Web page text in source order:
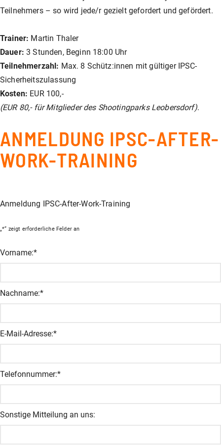
Unser Shop
Vereinslokal / Restaurant
Management
Jagd
IPSC
Faustfeuerwaffen
Halbautomaten-& PCC-Kurse
Long Range Shooting
Flinten-Training
Faustfeuerwaffen-Training
Vorbereitung auf die Sicherheitszulassung
GLOCK PERFECTION TRAINING
Kurse: Waffenführerschein
Kurse: Jagd
Kurse: IPSC
Halbautomaten-& PCC-Kurse
Long Range Shooting
Teilnehmers – so wird jede/r gezielt gefordert und gefördert.
Trainer: Martin Thaler
Dauer: 3 Stunden, Beginn 18:00 Uhr
Teilnehmerzahl: Max. 8 Schütz:innen mit gültiger IPSC-
Sicherheitszulassung
Kosten: EUR 100,-
(EUR 80,- für Mitglieder des Shootingparks Leobersdorf).
ANMELDUNG IPSC-AFTER-
WORK-TRAINING
Anmeldung IPSC-After-Work-Training
„*“ zeigt erforderliche Felder an
Name
Vorname:*
Nachname:*
E-Mail-Adresse:*
Telefonnummer:*
Sonstige Mitteilung an uns: